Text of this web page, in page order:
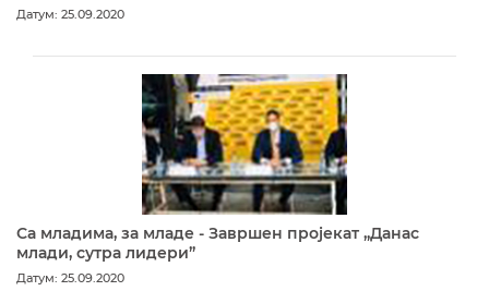
Датум: 25.09.2020
Са младима, за младе - Завршен пројекат „Данас
млади, сутра лидери”
Датум: 25.09.2020